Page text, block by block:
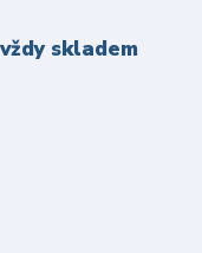
skladem